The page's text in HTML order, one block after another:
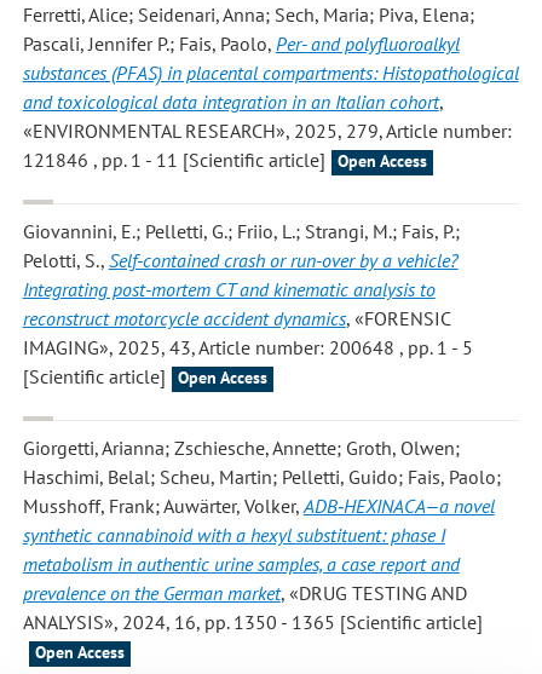
Ferretti, Alice; Seidenari, Anna; Sech, Maria; Piva, Elena;
Pascali, Jennifer P.; Fais, Paolo, Per- and polyfluoroalkyl
substances (PFAS) in placental compartments: Histopathological
and toxicological data integration in an Italian cohort,
«ENVIRONMENTAL RESEARCH», 2025, 279, Article number:
121846 , pp. 1 - 11 [Scientific article]
Open Access
Giovannini, E.; Pelletti, G.; Friio, L.; Strangi, M.; Fais, P.;
Pelotti, S., Self-contained crash or run-over by a vehicle?
Integrating post-mortem CT and kinematic analysis to
reconstruct motorcycle accident dynamics, «FORENSIC
IMAGING», 2025, 43, Article number: 200648 , pp. 1 - 5
[Scientific article]
Open Access
Giorgetti, Arianna; Zschiesche, Annette; Groth, Olwen;
Haschimi, Belal; Scheu, Martin; Pelletti, Guido; Fais, Paolo;
Musshoff, Frank; Auwärter, Volker,ADB‐HEXINACA—a novel
synthetic cannabinoid with a hexyl substituent: phase I
metabolism in authentic urine samples, a case report and
prevalence on the German market, «DRUG TESTING AND
ANALYSIS», 2024, 16, pp. 1350 - 1365 [Scientific article]
Open Access